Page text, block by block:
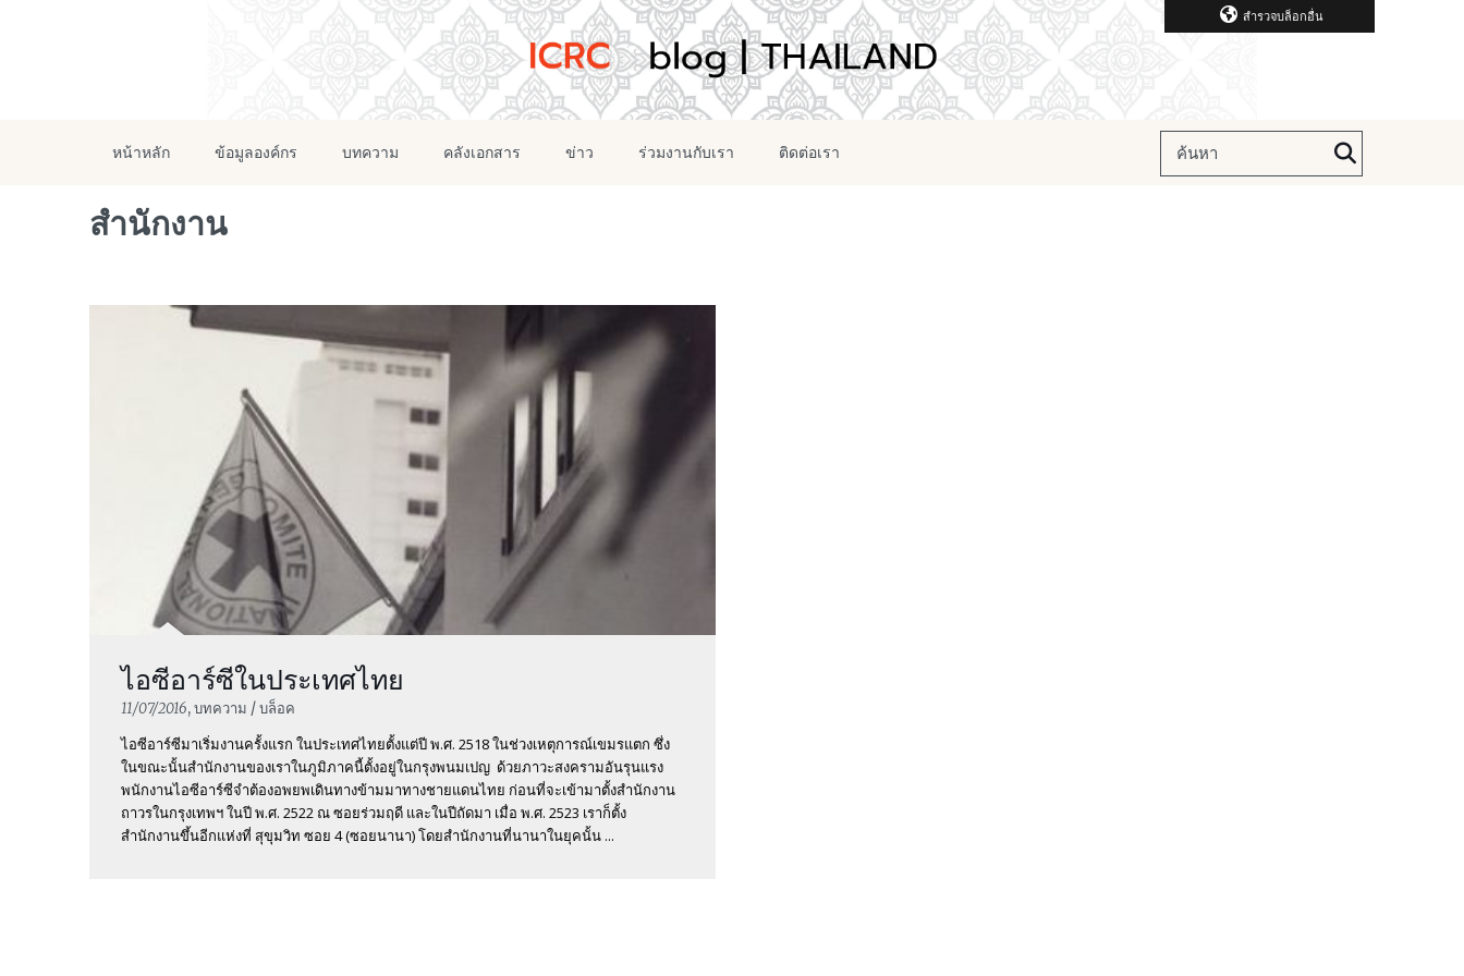
สำรวจบล็อกอื่น
หน้าหลัก ข้อมูลองค์กร บทความ คลังเอกสาร ข่าว ร่วมงานกับเรา ติดต่อเรา
สำนักงาน
ไอซีอาร์ซีในประเทศไทย
11/07/2016, บทความ / บล็อค
ไอซีอาร์ซีมาเริ่มงานครั้งแรก ในประเทศไทยตั้งแต่ปี พ.ศ. 2518 ในช่วงเหตุการณ์เขมรแตก ซึ่ง
ในขณะนั้นสำนักงานของเราในภูมิภาคนี้ตั้งอยู่ในกรุงพนมเปญ ด้วยภาวะสงครามอันรุนแรง
พนักงานไอซีอาร์ซีจำต้องอพยพเดินทางข้ามมาทางชายแดนไทย ก่อนที่จะเข้ามาตั้งสำนักงาน
ถาวรในกรุงเทพฯ ในปี พ.ศ. 2522 ณ ซอยร่วมฤดี และในปีถัดมา เมื่อ พ.ศ. 2523 เราก็ตั้ง
สำนักงานขึ้นอีกแห่งที่ สุขุมวิท ซอย 4 (ซอยนานา) โดยสำนักงานที่นานาในยุคนั้น ...